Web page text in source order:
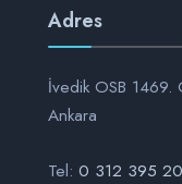
Adres
İvedik OSB
Ankara
Tel: 0 312 395